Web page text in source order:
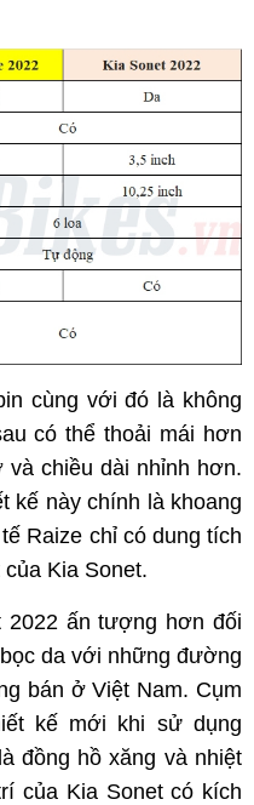
cùng với đó là không
có thể thoải mái hơn
chiều dài nhỉnh hơn.
kế này chính là khoang
Raize chỉ có dung tích
Kia Sonet.
2022 ấn tượng hơn đối
da với những đường
bán ở Việt Nam. Cụm
kế mới khi sử dụng
đồng hồ xăng và nhiệt
của Kia Sonet có kích